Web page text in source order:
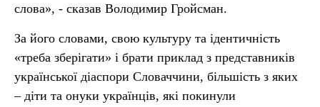
слова», - сказав Володимир Гройсман.
За його словами, свою культуру та ідентичність
«треба зберігати» і брати приклад з представників
української діаспори Словаччини, більшість з яких
– діти та онуки українців, які покинули